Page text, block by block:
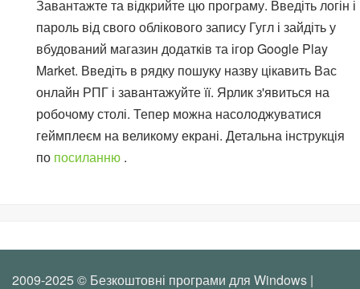
Завантажте та відкрийте цю програму. Введіть логін і
пароль від свого облікового запису Гугл і зайдіть у
вбудований магазин додатків та ігор Google Play
Market. Введіть в рядку пошуку назву цікавить Вас
онлайн РПГ і завантажуйте її. Ярлик з'явиться на
робочому столі. Тепер можна насолоджуватися
геймплеєм на великому екрані. Детальна інструкція
по посиланню .
2009-2025 © Безкоштовні програми для Windows |